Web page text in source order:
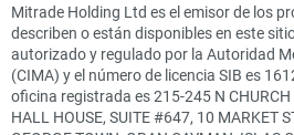
Mitrade Holding Ltd es el emisor de los
describen o están disponibles en este
autorizado y regulado por la Autoridad
(CIMA) y el número de licencia SIB es
oficina registrada es 215-245 N CHURCH
HALL HOUSE, SUITE #647, 10 MARKET